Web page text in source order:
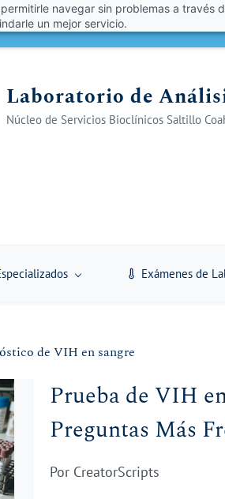
navegar sin problemas a través
un mejor servicio.
Laboratorio de
Núcleo de Servicios Bioclínicos Saltillo
Exámenes de
de VIH en sangre
Prueba de VIH
Preguntas Más
Por CreatorScripts
¡Obtén un 10% de